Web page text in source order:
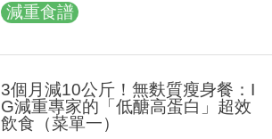
減重食譜
3個月減10公斤！無麩質瘦身餐：I
G減重專家的「低醣高蛋白」超效
飲食（菜單一）